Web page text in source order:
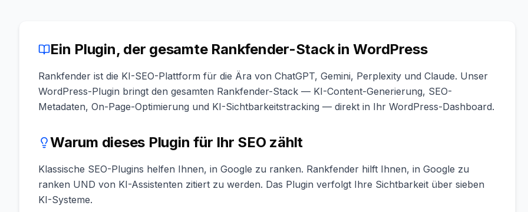
Ein Plugin, der gesamte Rankfender-Stack in WordPress
Rankfender ist die KI-SEO-Plattform für die Ära von ChatGPT, Gemini, Perplexity und Claude. Unser
WordPress-Plugin bringt den gesamten Rankfender-Stack — KI-Content-Generierung, SEO-
Metadaten, On-Page-Optimierung und KI-Sichtbarkeitstracking — direkt in Ihr WordPress-Dashboard.
Warum dieses Plugin für Ihr SEO zählt
Klassische SEO-Plugins helfen Ihnen, in Google zu ranken. Rankfender hilft Ihnen, in Google zu
ranken UND von KI-Assistenten zitiert zu werden. Das Plugin verfolgt Ihre Sichtbarkeit über sieben
KI-Systeme.